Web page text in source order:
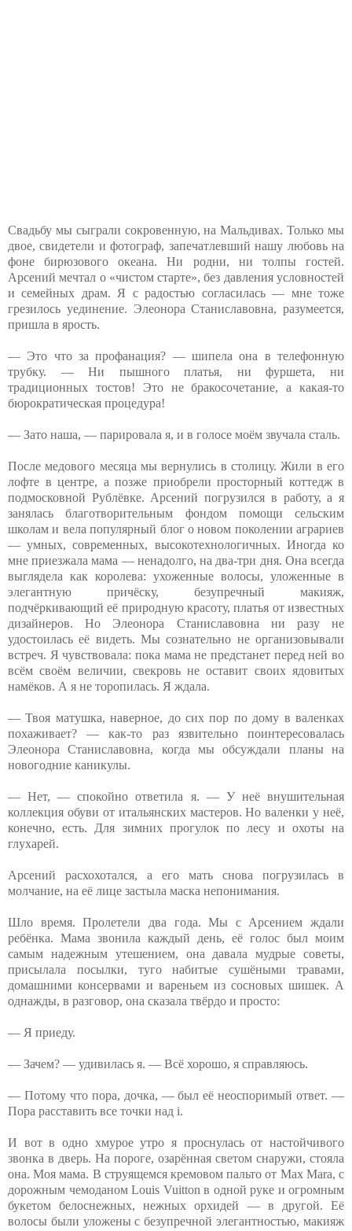
Свадьбу мы сыграли сокровенную, на Мальдивах. Только мы
двое, свидетели и фотограф, запечатлевший нашу любовь на
фоне бирюзового океана. Ни родни, ни толпы гостей.
Арсений мечтал о «чистом старте», без давления условностей
и семейных драм. Я с радостью согласилась — мне тоже
грезилось уединение. Элеонора Станиславовна, разумеется,
пришла в ярость.
— Это что за профанация? — шипела она в телефонную
трубку. — Ни пышного платья, ни фуршета, ни
традиционных тостов! Это не бракосочетание, а какая-то
бюрократическая процедура!
— Зато наша, — парировала я, и в голосе моём звучала сталь.
После медового месяца мы вернулись в столицу. Жили в его
лофте в центре, а позже приобрели просторный коттедж в
подмосковной Рублёвке. Арсений погрузился в работу, а я
занялась благотворительным фондом помощи сельским
школам и вела популярный блог о новом поколении аграриев
— умных, современных, высокотехнологичных. Иногда ко
мне приезжала мама — ненадолго, на два-три дня. Она всегда
выглядела как королева: ухоженные волосы, уложенные в
элегантную причёску, безупречный макияж,
подчёркивающий её природную красоту, платья от известных
дизайнеров. Но Элеонора Станиславовна ни разу не
удостоилась её видеть. Мы сознательно не организовывали
встреч. Я чувствовала: пока мама не предстанет перед ней во
всём своём величии, свекровь не оставит своих ядовитых
намёков. А я не торопилась. Я ждала.
— Твоя матушка, наверное, до сих пор по дому в валенках
похаживает? — как-то раз язвительно поинтересовалась
Элеонора Станиславовна, когда мы обсуждали планы на
новогодние каникулы.
— Нет, — спокойно ответила я. — У неё внушительная
коллекция обуви от итальянских мастеров. Но валенки у неё,
конечно, есть. Для зимних прогулок по лесу и охоты на
глухарей.
Арсений расхохотался, а его мать снова погрузилась в
молчание, на её лице застыла маска непонимания.
Шло время. Пролетели два года. Мы с Арсением ждали
ребёнка. Мама звонила каждый день, её голос был моим
самым надежным утешением, она давала мудрые советы,
присылала посылки, туго набитые сушёными травами,
домашними консервами и вареньем из сосновых шишек. А
однажды, в разговор, она сказала твёрдо и просто:
— Я приеду.
— Зачем? — удивилась я. — Всё хорошо, я справляюсь.
— Потому что пора, дочка, — был её неоспоримый ответ. —
Пора расставить все точки над i.
И вот в одно хмурое утро я проснулась от настойчивого
звонка в дверь. На пороге, озарённая светом снаружи, стояла
она. Моя мама. В струящемся кремовом пальто от Max Mara, с
дорожным чемоданом Louis Vuitton в одной руке и огромным
букетом белоснежных, нежных орхидей — в другой. Её
волосы были уложены с безупречной элегантностью, макияж